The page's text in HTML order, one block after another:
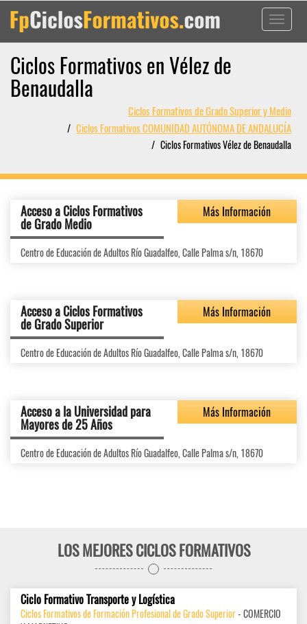
Toggle
Ciclos Formativos en Vélez de
Benaudalla
Ciclos Formativos de Grado Superior y Medio
Ciclos Formativos COMUNIDAD AUTÓNOMA DE ANDALUCÍA
Ciclos Formativos Vélez de Benaudalla
Acceso a Ciclos Formativos
de Grado Medio
Más Información
Centro de Educación de Adultos Río Guadalfeo, Calle Palma s/n, 18670
Acceso a Ciclos Formativos
de Grado Superior
Más Información
Centro de Educación de Adultos Río Guadalfeo, Calle Palma s/n, 18670
Acceso a la Universidad para
Mayores de 25 Años
Más Información
Centro de Educación de Adultos Río Guadalfeo, Calle Palma s/n, 18670
LOS MEJORES CICLOS FORMATIVOS
Ciclo Formativo Transporte y Logística
Ciclos Formativos de Formación Profesional de Grado Superior- COMERCIO